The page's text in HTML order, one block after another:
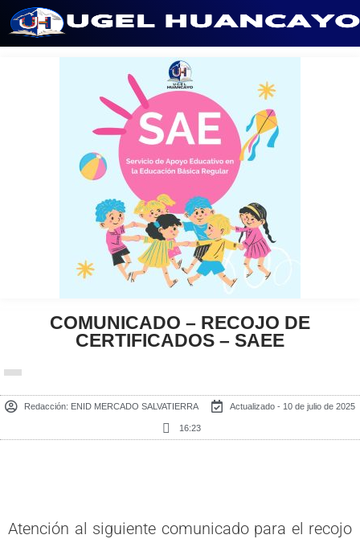
COMUNICADO – RECOJO DE
CERTIFICADOS – SAEE
Redacción: ENID MERCADO SALVATIERRA Actualizado - 10 de julio de 2025
16:23
Atención al siguiente comunicado para el recojo